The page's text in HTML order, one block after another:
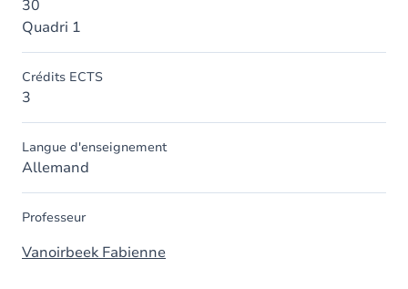
30
Quadri 1
Crédits ECTS
3
Langue d'enseignement
Allemand
Professeur
Vanoirbeek Fabienne